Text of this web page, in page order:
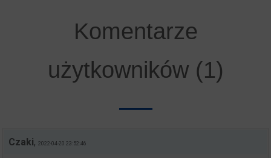
Komentarze
użytkowników (1)
Czaki,2022-04-20 23:52:46